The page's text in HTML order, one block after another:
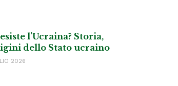
l’Ucraina? Storia,
dello Stato ucraino
2026